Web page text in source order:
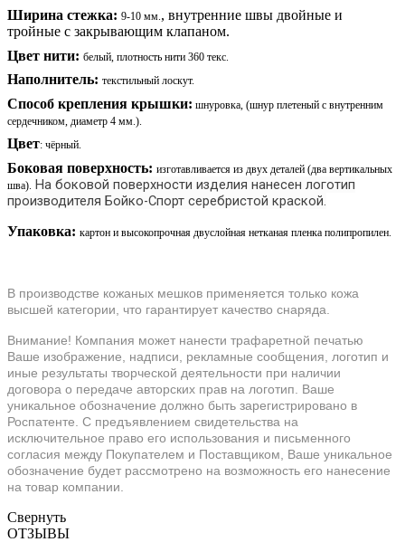
Ширина стежка: 9-10 мм., внутренние швы двойные и
тройные с закрывающим клапаном.
Цвет нити: белый, плотность нити 360 текс.
Наполнитель: текстильный лоскут.
Способ крепления крышки: шнуровка, (шнур плетеный с внутренним
сердечником, диаметр 4 мм.).
Цвет: чёрный.
Боковая поверхность: изготавливается из двух деталей (два вертикальных
шва). На боковой поверхности изделия нанесен логотип
производителя Бойко-Спорт серебристой краской.
Упаковка: картон и высокопрочная двуслойная нетканая пленка полипропилен.
В производстве кожаных мешков применяется только кожа
высшей категории, что гарантирует качество снаряда.
Внимание! Компания может нанести трафаретной печатью
Ваше изображение, надписи, рекламные сообщения, логотип и
иные результаты творческой деятельности при наличии
договора о передаче авторских прав на логотип. Ваше
уникальное обозначение должно быть зарегистрировано в
Роспатенте. С предъявлением свидетельства на
исключительное право его использования и письменного
согласия между Покупателем и Поставщиком, Ваше уникальное
обозначение будет рассмотрено на возможность его нанесение
на товар компании.
Свернуть
ОТЗЫВЫ